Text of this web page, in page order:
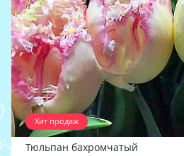
Хит продаж
Тюльпан бахромчатый